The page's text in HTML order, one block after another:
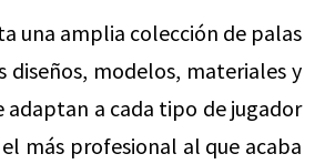
una amplia colección de palas
diseños, modelos, materiales y
adaptan a cada tipo de jugador
más profesional al que acaba